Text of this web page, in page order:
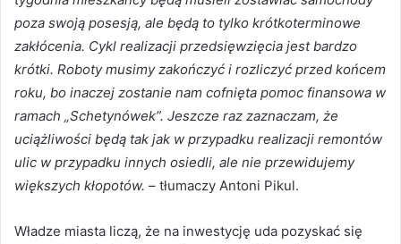
poza swoją posesją, ale będą to tylko krótkoterminowe
zakłócenia. Cykl realizacji przedsięwzięcia jest bardzo
krótki. Roboty musimy zakończyć i rozliczyć przed końcem
roku, bo inaczej zostanie nam cofnięta pomoc finansowa w
ramach „Schetynówek”. Jeszcze raz zaznaczam, że
uciążliwości będą tak jak w przypadku realizacji remontów
ulic w przypadku innych osiedli, ale nie przewidujemy
większych kłopotów. – tłumaczy Antoni Pikul.
Władze miasta liczą, że na inwestycję uda pozyskać się